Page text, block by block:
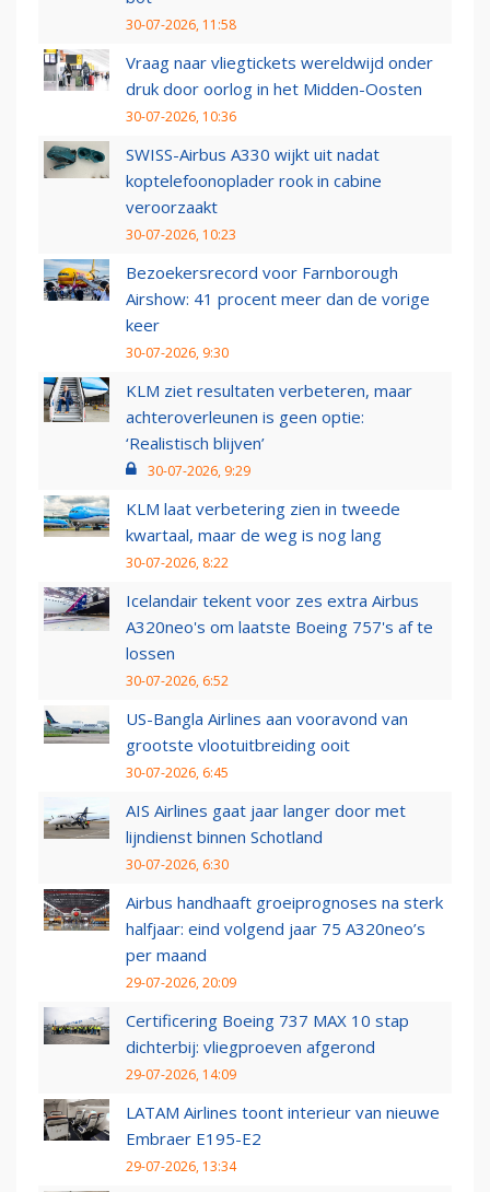
30-07-2026, 11:58
Vraag naar vliegtickets wereldwijd onder
druk door oorlog in het Midden-Oosten
30-07-2026, 10:36
SWISS-Airbus A330 wijkt uit nadat
koptelefoonoplader rook in cabine
veroorzaakt
30-07-2026, 10:23
Bezoekersrecord voor Farnborough
Airshow: 41 procent meer dan de vorige
keer
30-07-2026, 9:30
KLM ziet resultaten verbeteren, maar
achteroverleunen is geen optie:
‘Realistisch blijven’
30-07-2026, 9:29
KLM laat verbetering zien in tweede
kwartaal, maar de weg is nog lang
30-07-2026, 8:22
Icelandair tekent voor zes extra Airbus
A320neo's om laatste Boeing 757's af te
lossen
30-07-2026, 6:52
US-Bangla Airlines aan vooravond van
grootste vlootuitbreiding ooit
30-07-2026, 6:45
AIS Airlines gaat jaar langer door met
lijndienst binnen Schotland
30-07-2026, 6:30
Airbus handhaaft groeiprognoses na sterk
halfjaar: eind volgend jaar 75 A320neo’s
per maand
29-07-2026, 20:09
Certificering Boeing 737 MAX 10 stap
dichterbij: vliegproeven afgerond
29-07-2026, 14:09
LATAM Airlines toont interieur van nieuwe
Embraer E195-E2
29-07-2026, 13:34